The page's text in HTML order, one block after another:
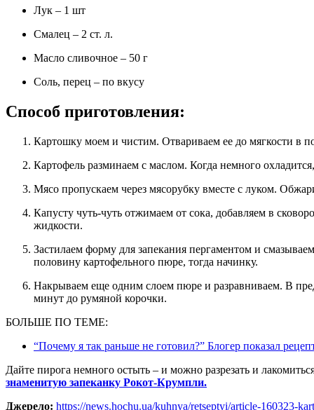
Лук – 1 шт
Смалец – 2 ст. л.
Масло сливочное – 50 г
Соль, перец – по вкусу
Способ приготовления:
Картошку моем и чистим. Отвариваем ее до мягкости в
Картофель разминаем с маслом. Когда немного
Мясо пропускаем через мясорубку вместе с луком.
Капусту чуть-чуть отжимаем от сока, добавляем в сковородку к фаршу. Тушим, помешивая, до испарения
жидкости.
Застилаем форму для запекания пергаментом и смазываем смальцем. Выкладываем равномерным слоем
половину картофельного пюре, тогда начинку.
Накрываем еще одним слоем пюре и разравниваем. В предварительно разогретой до 180 °C духовке запекаем 30
минут до румяной корочки.
БОЛЬШЕ ПО ТЕМЕ:
“Почему я так раньше не готовил?” Блогер показал
Дайте пирога немного остыть – и можно разрезать и
знаменитую запеканку Рокот-Крумпли.
Джерело: https://news.hochu.ua/kuhnya/retseptyi/article-160323-